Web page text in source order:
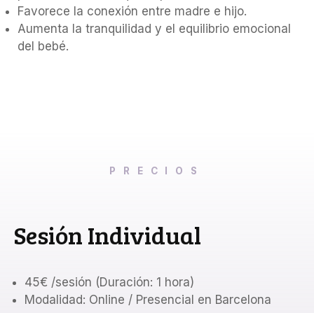
Favorece la conexión entre madre e hijo.
Aumenta la tranquilidad y el equilibrio emocional
del bebé.
PRECIOS
Sesión Individual
45€ /sesión (Duración: 1 hora)
Modalidad: Online / Presencial en Barcelona